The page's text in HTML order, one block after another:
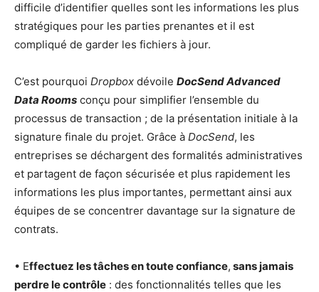
difficile d’identifier quelles sont les informations les plus
stratégiques pour les parties prenantes et il est
compliqué de garder les fichiers à jour.
C’est pourquoi Dropbox dévoile DocSend Advanced
Data Rooms conçu pour simplifier l’ensemble du
processus de transaction ; de la présentation initiale à la
signature finale du projet. Grâce à DocSend, les
entreprises se déchargent des formalités administratives
et partagent de façon sécurisée et plus rapidement les
informations les plus importantes, permettant ainsi aux
équipes de se concentrer davantage sur la signature de
contrats.
• Effectuez les tâches en toute confiance, sans jamais
perdre le contrôle : des fonctionnalités telles que les